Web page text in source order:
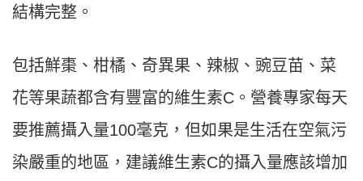
結構完整。
包括鮮棗、柑橘、奇異果、辣椒、豌豆苗、菜
花等果蔬都含有豐富的維生素C。營養專家每天
要推薦攝入量100毫克，但如果是生活在空氣污
染嚴重的地區，建議維生素C的攝入量應該增加